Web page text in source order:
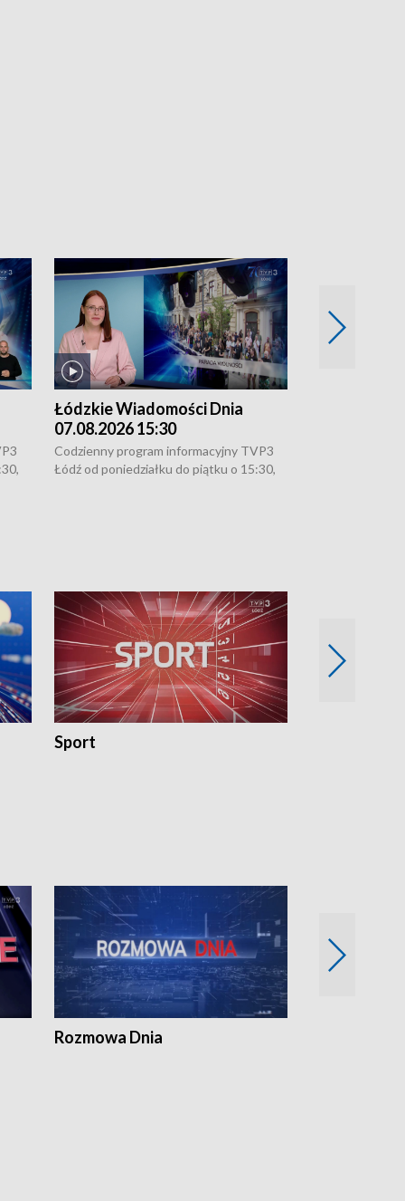
Łódzkie Wiadomości Dnia
07.08.2026 15:30
Codzienny program informacyjny TVP3
Łódź od poniedziałku do piątku o 15:30,
Sport
Rozmowa Dnia